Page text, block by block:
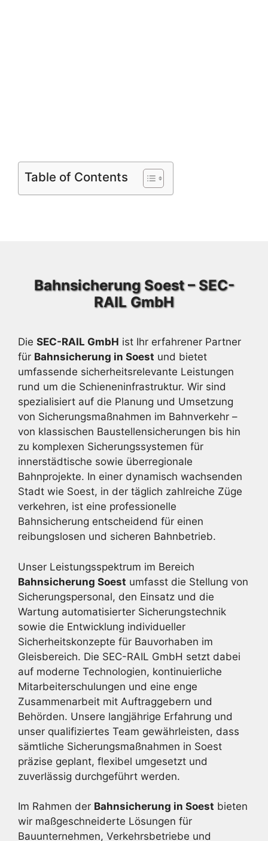
Table of Contents
Bahnsicherung Soest – SEC-
RAIL GmbH
Die SEC-RAIL GmbH ist Ihr erfahrener Partner
für Bahnsicherung in Soest und bietet
umfassende sicherheitsrelevante Leistungen
rund um die Schieneninfrastruktur. Wir sind
spezialisiert auf die Planung und Umsetzung
von Sicherungsmaßnahmen im Bahnverkehr –
von klassischen Baustellensicherungen bis hin
zu komplexen Sicherungssystemen für
innerstädtische sowie überregionale
Bahnprojekte. In einer dynamisch wachsenden
Stadt wie Soest, in der täglich zahlreiche Züge
verkehren, ist eine professionelle
Bahnsicherung entscheidend für einen
reibungslosen und sicheren Bahnbetrieb.
Unser Leistungsspektrum im Bereich
Bahnsicherung Soest umfasst die Stellung von
Sicherungspersonal, den Einsatz und die
Wartung automatisierter Sicherungstechnik
sowie die Entwicklung individueller
Sicherheitskonzepte für Bauvorhaben im
Gleisbereich. Die SEC-RAIL GmbH setzt dabei
auf moderne Technologien, kontinuierliche
Mitarbeiterschulungen und eine enge
Zusammenarbeit mit Auftraggebern und
Behörden. Unsere langjährige Erfahrung und
unser qualifiziertes Team gewährleisten, dass
sämtliche Sicherungsmaßnahmen in Soest
präzise geplant, flexibel umgesetzt und
zuverlässig durchgeführt werden.
Im Rahmen der Bahnsicherung in Soest bieten
wir maßgeschneiderte Lösungen für
Bauunternehmen, Verkehrsbetriebe und